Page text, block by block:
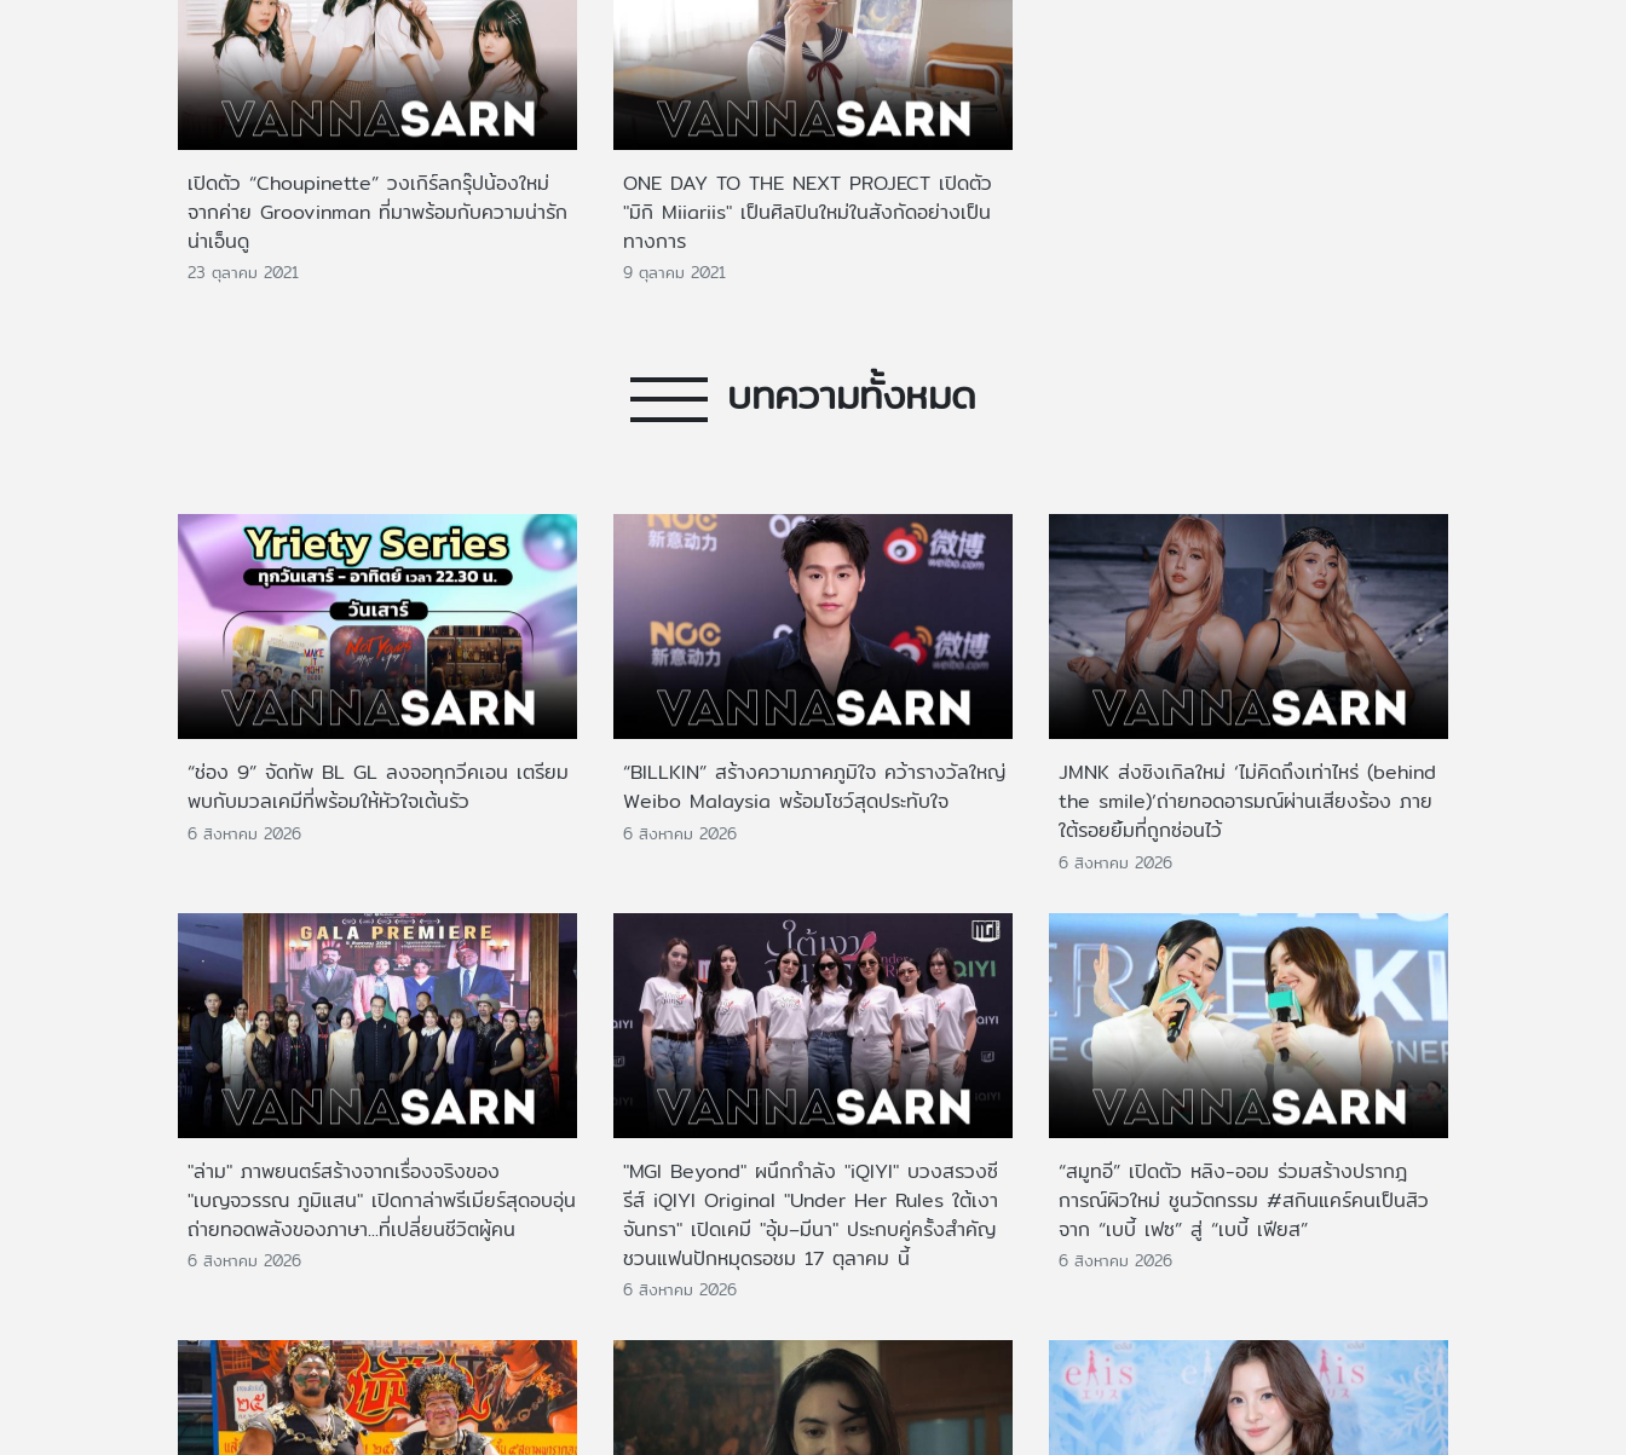
เปิดตัว “Choupinette” วงเกิร์ลกรุ๊ปน้องใหม่
จากค่าย Groovinman ที่มาพร้อมกับความน่ารัก
น่าเอ็นดู
23 ตุลาคม 2021
ONE DAY TO THE NEXT PROJECT เปิดตัว
"มิกิ Miiariis" เป็นศิลปินใหม่ในสังกัดอย่างเป็น
ทางการ
9 ตุลาคม 2021
บทความทั้งหมด
“ช่อง 9” จัดทัพ BL GL ลงจอทุกวีคเอน เตรียม
พบกับมวลเคมีที่พร้อมให้หัวใจเต้นรัว
6 สิงหาคม 2026
“BILLKIN” สร้างความภาคภูมิใจ คว้ารางวัลใหญ่
Weibo Malaysia พร้อมโชว์สุดประทับใจ
6 สิงหาคม 2026
JMNK ส่งซิงเกิลใหม่ ‘ไม่คิดถึงเท่าไหร่ (behind
the smile)’ถ่ายทอดอารมณ์ผ่านเสียงร้อง ภาย
ใต้รอยยิ้มที่ถูกซ่อนไว้
6 สิงหาคม 2026
"ล่าม" ภาพยนตร์สร้างจากเรื่องจริงของ
"เบญจวรรณ ภูมิแสน" เปิดกาล่าพรีเมียร์สุดอบอุ่น
ถ่ายทอดพลังของภาษา...ที่เปลี่ยนชีวิตผู้คน
6 สิงหาคม 2026
"MGI Beyond" ผนึกกำลัง "iQIYI" บวงสรวงซี
รีส์ iQIYI Original "Under Her Rules ใต้เงา
จันทรา" เปิดเคมี "อุ้ม–มีนา" ประกบคู่ครั้งสำคัญ
ชวนแฟนปักหมุดรอชม 17 ตุลาคม นี้
6 สิงหาคม 2026
“สมูทอี” เปิดตัว หลิง-ออม ร่วมสร้างปรากฎ
การณ์ผิวใหม่ ชูนวัตกรรม #สกินแคร์คนเป็นสิว
จาก “เบบี้ เฟซ” สู่ “เบบี้ เฟียส”
6 สิงหาคม 2026